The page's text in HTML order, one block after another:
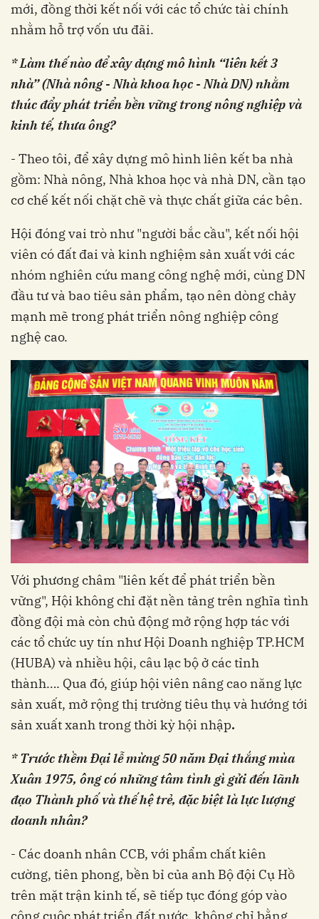
mới, đồng thời kết nối với các tổ chức tài chính
nhằm hỗ trợ vốn ưu đãi.
* Làm thế nào để xây dựng mô hình “liên kết 3
nhà” (Nhà nông - Nhà khoa học - Nhà DN) nhằm
thúc đẩy phát triển bền vững trong nông nghiệp và
kinh tế, thưa ông?
- Theo tôi, để xây dựng mô hình liên kết ba nhà
gồm: Nhà nông, Nhà khoa học và nhà DN, cần tạo
cơ chế kết nối chặt chẽ và thực chất giữa các bên.
Hội đóng vai trò như "người bắc cầu", kết nối hội
viên có đất đai và kinh nghiệm sản xuất với các
nhóm nghiên cứu mang công nghệ mới, cùng DN
đầu tư và bao tiêu sản phẩm, tạo nên dòng chảy
mạnh mẽ trong phát triển nông nghiệp công
nghệ cao.
Với phương châm "liên kết để phát triển bền
vững", Hội không chỉ đặt nền tảng trên nghĩa tình
đồng đội mà còn chủ động mở rộng hợp tác với
các tổ chức uy tín như Hội Doanh nghiệp TP.HCM
(HUBA) và nhiều hội, câu lạc bộ ở các tỉnh
thành…. Qua đó, giúp hội viên nâng cao năng lực
sản xuất, mở rộng thị trường tiêu thụ và hướng tới
sản xuất xanh trong thời kỳ hội nhập.
* Trước thềm Đại lễ mừng 50 năm Đại thắng mùa
Xuân 1975, ông có những tâm tình gì gửi đến lãnh
đạo Thành phố và thế hệ trẻ, đặc biệt là lực lượng
doanh nhân?
- Các doanh nhân CCB, với phẩm chất kiên
cường, tiên phong, bền bỉ của anh Bộ đội Cụ Hồ
trên mặt trận kinh tế, sẽ tiếp tục đóng góp vào